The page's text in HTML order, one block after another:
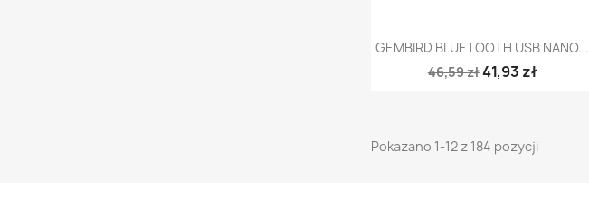
Szybki podgląd
GEMBIRD BLUETOOTH USB NANO...
46,59 zł41,93 zł
Pokazano 1-12 z 184 pozycji